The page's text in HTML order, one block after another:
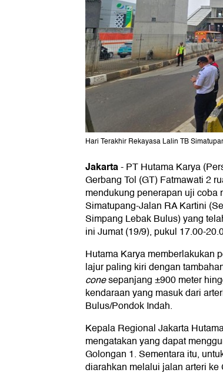
Hari Terakhir Rekayasa Lalin TB
Jakarta-PT Hutama Karya
Gerbang Tol (GT) Fatmawati 2
mendukung penerapan uji
Simatupang-Jalan RA Kartini
Simpang Lebak Bulus) yang
ini Jumat (19/9), pukul 17.00-
Hutama Karya memberlakukan
lajur paling kiri dengan
conesepanjang ±900 meter
kendaraan yang masuk dari
Bulus/Pondok Indah.
Kepala Regional Jakarta
mengatakan yang dapat
Golongan 1. Sementara itu,
diarahkan melalui jalan arteri ke